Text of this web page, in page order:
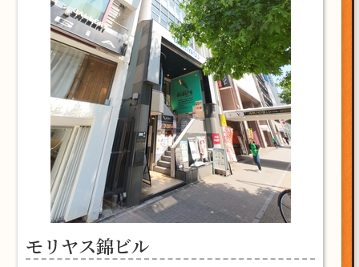
モリヤス錦ビル